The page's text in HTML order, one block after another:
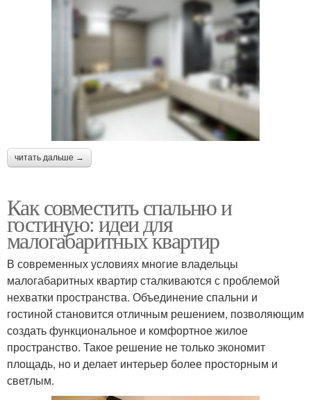
читать дальше →
Как совместить спальню и
гостиную: идеи для
малогабаритных квартир
В современных условиях многие владельцы
малогабаритных квартир сталкиваются с проблемой
нехватки пространства. Объединение спальни и
гостиной становится отличным решением, позволяющим
создать функциональное и комфортное жилое
пространство. Такое решение не только экономит
площадь, но и делает интерьер более просторным и
светлым.